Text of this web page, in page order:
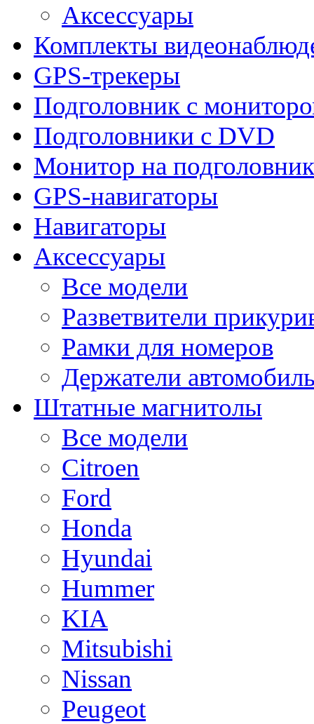
Аксессуары
Комплекты
GPS-трекеры
Подголовник с
Подголовники с DVD
Монитор на подголовник
GPS-навигаторы
Навигаторы
Аксессуары
Все модели
Разветвители
Рамки для номеров
Держатели
Штатные магнитолы
Все модели
Citroen
Ford
Honda
Hyundai
Hummer
KIA
Mitsubishi
Nissan
Peugeot